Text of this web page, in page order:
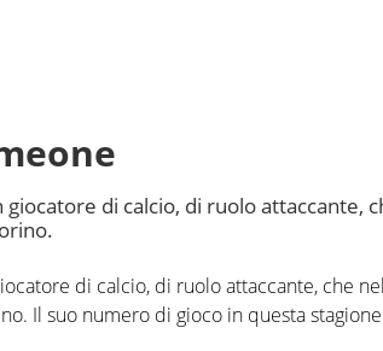
di calcio, di ruolo attaccante,
di calcio, di ruolo attaccante, che
Il suo numero di gioco in questa